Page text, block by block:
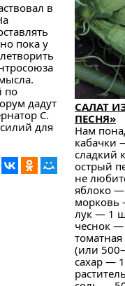
в
пока у
по
дадут
С.
для
САЛАТ
ПЕСНЯ»
Нам
кабачки
сладкий
острый
не
яблоко —
морковь
лук — 1
чеснок —
(или
сахар —